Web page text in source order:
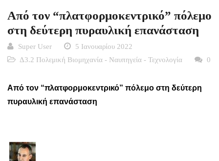
Από τον “πλατφορμοκεντρικό” πόλεμο
στη δεύτερη πυραυλική επανάσταση
Super User
5 Ιανουαρίου 2022
Δ3.2 Πολεμική Βιομηχανία - Ναυπηγεία - Τεχνολογία
0
Από τον “πλατφορμοκεντρικό” πόλεμο στη δεύτερη
πυραυλική επανάσταση